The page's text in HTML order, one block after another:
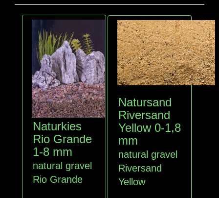
Naturkies
Rio Grande
1-8 mm
natural gravel
Rio Grande
Natursand
Riversand
Yellow 0-1,8
mm
natural gravel
Riversand
Yellow